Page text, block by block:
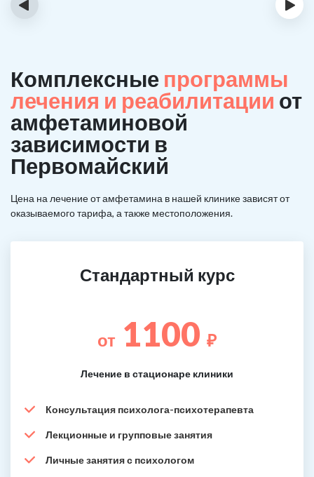
‹ ›
Комплексные программы
лечения и реабилитации от
амфетаминовой
зависимости в
Первомайский
Цена на лечение от амфетамина в нашей клинике зависят от
оказываемого тарифа, а также местоположения.
Стандартный курс
от 1100 ₽
Лечение в стационаре клиники
Консультация психолога-психотерапевта
Лекционные и групповые занятия
Личные занятия с психологом